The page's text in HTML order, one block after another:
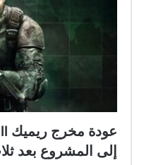
إلى المشروع بعد